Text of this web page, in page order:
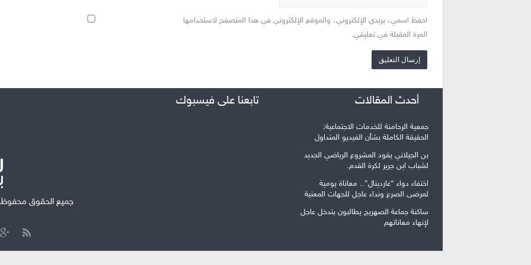
احفظ اسمي، بريدي الإلكتروني، والموقع الإلكتروني في هذا المتصفح لاستخدامها
المرة المقبلة في تعليقي.
أحدث المقالات
جمعية الرحامنة للخدمات الاجتماعية:
الحقيقة الكاملة بشأن الفيديو المتداول
بن الجيلاني يقود المشروع الرياضي الجديد
لشباب ابن جرير لكرة القدم.
اختفاء دواء “غاردينال”.. معاناة يومية
لمرضى الصرع ونداء عاجل للجهات المعنية
ساكنة جماعة الصهريج يطالبون بتدخل عاجل
لإنهاء معاناتهم
تابعنا على فيسبوك
جميع الحقوق محفوظة